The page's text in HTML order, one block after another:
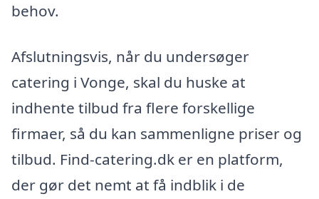
behov.
Afslutningsvis, når du undersøger
catering i Vonge, skal du huske at
indhente tilbud fra flere forskellige
firmaer, så du kan sammenligne priser og
tilbud. Find-catering.dk er en platform,
der gør det nemt at få indblik i de